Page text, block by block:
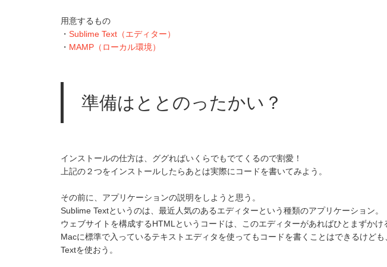
用意するもの
・ Sublime Text（エディター）
・ MAMP（ローカル環境）
準備はととのったかい？
インストールの仕方は、ググればいくらでもでてくるので割愛！
上記の２つをインストールしたらあとは実際にコードを書いてみよう。
その前に、アプリケーションの説明をしようと思う。
Sublime Textというのは、最近人気のあるエディターという種類のアプリケーション。
ウェブサイトを構成するHTMLというコードは、このエディターがあればひとまずかけ
Macに標準で入っているテキストエディタを使ってもコードを書くことはできるけど
Textを使おう。